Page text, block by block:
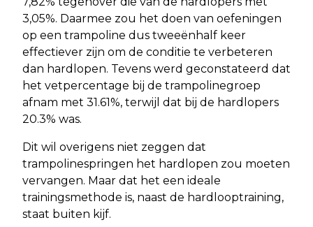
3,05%. Daarmee zou het doen van oefeningen
op een trampoline dus tweeënhalf keer
effectiever zijn om de conditie te verbeteren
dan hardlopen. Tevens werd geconstateerd dat
het vetpercentage bij de trampolinegroep
afnam met 31.61%, terwijl dat bij de hardlopers
20.3% was.
Dit wil overigens niet zeggen dat
trampolinespringen het hardlopen zou moeten
vervangen. Maar dat het een ideale
trainingsmethode is, naast de hardlooptraining,
staat buiten kijf.